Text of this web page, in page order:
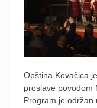
Opština Kovačica
proslave povodom
Program je održan